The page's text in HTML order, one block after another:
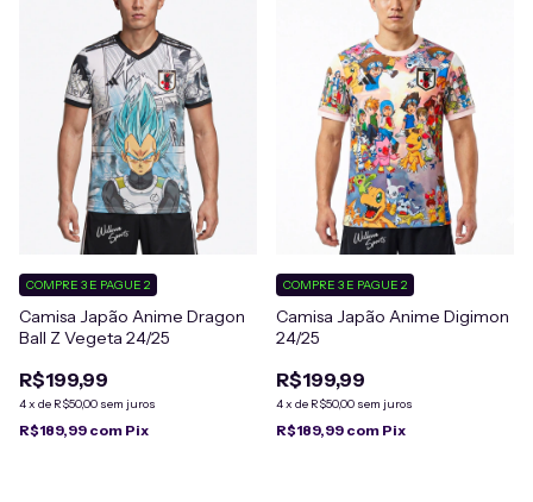
Camisa Japão Anime Dragon
Ball Z Vegeta 24/25
R$199,99
4x de R$50,00 sem juros
COMPRE 3 E PAGUE 2
R$189,99 com Pix
Camisa Japão Anime Digimon
24/25
R$199,99
4x de R$50,00 sem juros
COMPRE 3 E PAGUE 2
R$189,99 com Pix